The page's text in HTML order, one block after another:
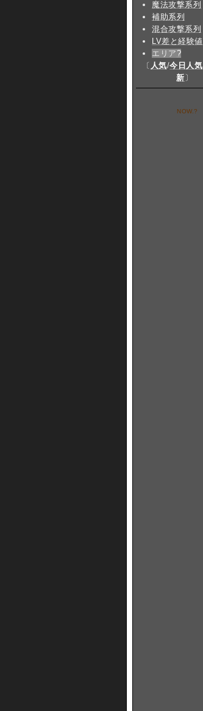
魔法攻撃系列
補助系列
混合攻撃系列
LV差と経験値
エリア?
〔 人気/今日人気
新 〕
NOW.?